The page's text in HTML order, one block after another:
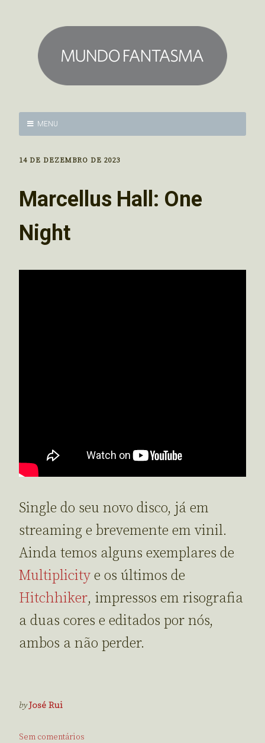
MENU
14 DE DEZEMBRO DE 2023
Marcellus Hall: One
Night
Single do seu novo disco, já em
streaming e brevemente em vinil.
Ainda temos alguns exemplares de
Multiplicity e os últimos de
Hitchhiker, impressos em risografia
a duas cores e editados por nós,
ambos a não perder.
byJosé Rui
Sem comentários